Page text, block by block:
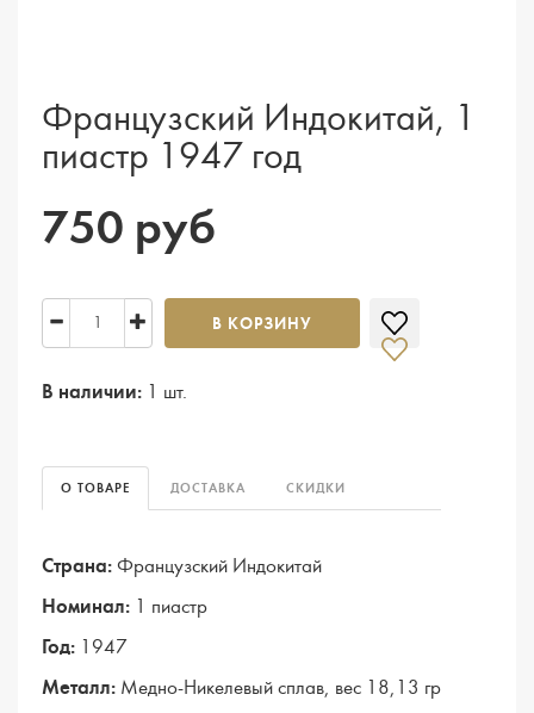
Французский Индокитай, 1
пиастр 1947 год
750 руб
В КОРЗИНУ
В наличии: 1 шт.
О ТОВАРЕ ДОСТАВКА СКИДКИ
Страна: Французский Индокитай
Номинал: 1 пиастр
Год: 1947
Металл: Медно-Никелевый сплав, вес 18,13 гр